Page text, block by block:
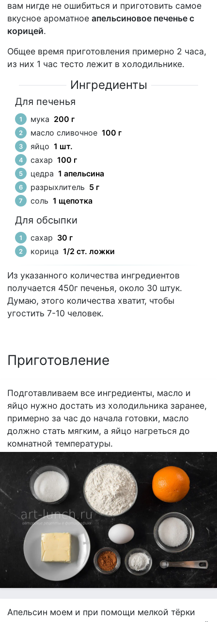
вам нигде не ошибиться и приготовить самое
вкусное ароматное апельсиновое печенье с
корицей.
Общее время приготовления примерно 2 часа,
из них 1 час тесто лежит в холодильнике.
Ингредиенты
Для печенья
мука 200 г
масло сливочное 100 г
яйцо 1 шт.
сахар 100 г
цедра 1 апельсина
разрыхлитель 5 г
соль 1 щепотка
Для обсыпки
сахар 30 г
корица 1/2 ст. ложки
Из указанного количества ингредиентов
получается 450г печенья, около 30 штук.
Думаю, этого количества хватит, чтобы
угостить 7-10 человек.
Приготовление
Подготавливаем все ингредиенты, масло и
яйцо нужно достать из холодильника заранее,
примерно за час до начала готовки, масло
должно стать мягким, а яйцо нагреться до
комнатной температуры.
Апельсин моем и при помощи мелкой тёрки